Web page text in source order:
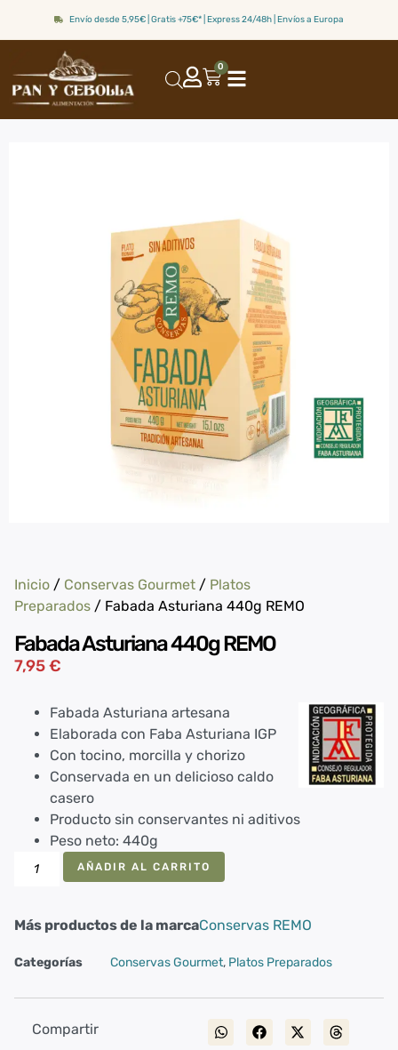
Envío desde 5,95€ | Gratis +75€* | Express 24/48h | Envíos a Europa
0
Inicio / Conservas Gourmet / Platos
Preparados / Fabada Asturiana 440g REMO
Fabada Asturiana 440g REMO
7,95€
Fabada Asturiana artesana
Elaborada con Faba Asturiana IGP
Con tocino, morcilla y chorizo
Conservada en un delicioso caldo
casero
Producto sin conservantes ni aditivos
Peso neto: 440g
AÑADIR AL CARRITO
Más productos de la marcaConservas REMO
Categorías Conservas Gourmet, Platos Preparados
Compartir